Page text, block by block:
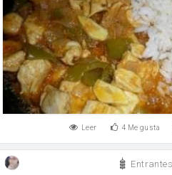
Leer 4 Me gusta
Entrantes